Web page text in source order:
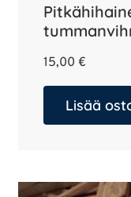
15,00 €
Lisää